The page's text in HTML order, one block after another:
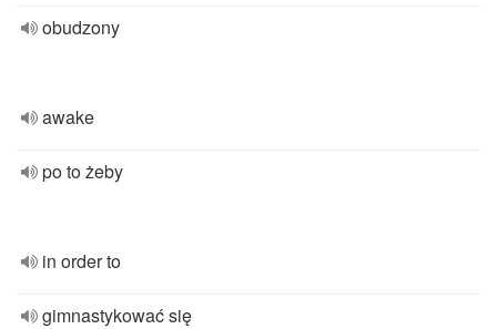
obudzony
awake
po to żeby
in order to
gimnastykować się